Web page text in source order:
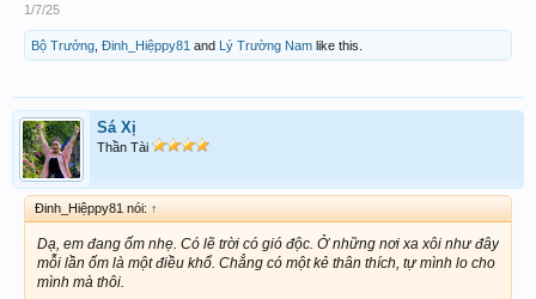
1/7/25
Bộ Trưởng Đinh_Hiệppy81 and Lý Trường Nam like this.
Sá Xị
Thần Tài
Đinh_Hiệppy81 nói: ↑
Dạ, em đang ốm nhẹ. Có lẽ trời có gió độc. Ở những nơi xa xôi như đây
mỗi lần ốm là một điều khổ. Chẳng có một kẻ thân thích, tự mình lo cho
mình mà thôi.